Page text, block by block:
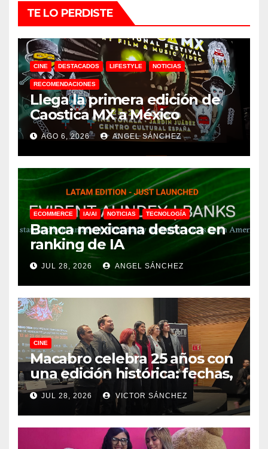
TE LO PERDISTE
CINE DESTACADOS LIFESTYLE NOTICIAS
RECOMENDACIONES
Llega la primera edición de
Caostica MX a México
AGO 6, 2026 ANGEL SÁNCHEZ
ECOMMERCE IA/AI NOTICIAS TECNOLOGÍA
Banca mexicana destaca en
ranking de IA
JUL 28, 2026 ANGEL SÁNCHEZ
CINE
Macabro celebra 25 años con
una edición histórica: fechas,
sedes, invitados y todo lo que
debes saber
JUL 28, 2026 VICTOR SÁNCHEZ